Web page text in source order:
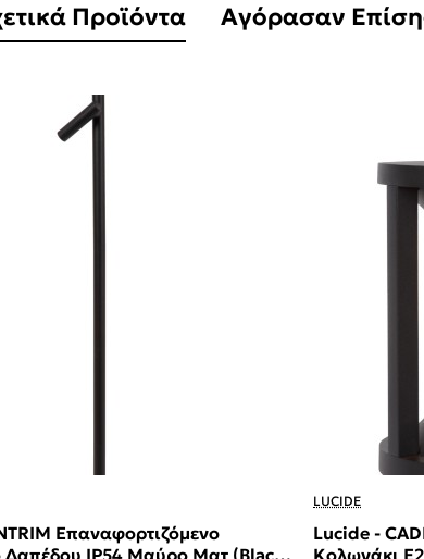
Προϊόντα Αγόρασαν
Επαναφορτιζόμενο
LUCIDE
Lucide -